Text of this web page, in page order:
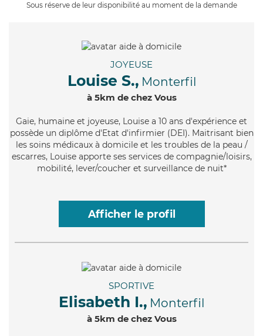
Sous réserve de leur disponibilité au moment de la demande
JOYEUSE
Louise S., Monterfil
à 5km de chez Vous
Gaie, humaine et joyeuse, Louise a 10 ans d'expérience et
possède un diplôme d'Etat d'infirmier (DEI). Maitrisant bien
les soins médicaux à domicile et les troubles de la peau /
escarres, Louise apporte ses services de compagnie/loisirs,
mobilité, lever/coucher et surveillance de nuit*
Afficher le profil
SPORTIVE
Elisabeth I., Monterfil
à 5km de chez Vous